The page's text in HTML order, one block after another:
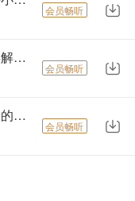
会员畅听
文学的个性 - 009 - 曹禺名剧的误解、曲解与理解－王卫平
会员畅听
文学的个性 - 010 - 鲁迅《野草》的生命哲学与象征艺术（上）－孙玉石
会员畅听